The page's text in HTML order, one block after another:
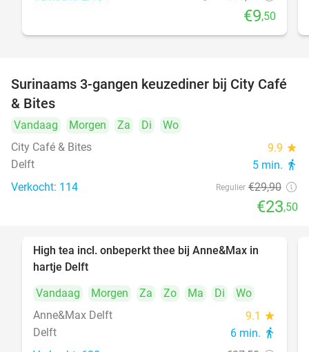
€9,50
21%
Surinaams 3-gangen keuzediner bij City Café
& Bites
Vandaag Morgen Za Di
Wo
City Café & Bites
9.9 star
Delft 5 min. directions_walk
Verkocht: 114 Regulier €29,90
€23,50
29%
High tea incl. onbeperkt thee bij Anne&Max in
hartje Delft
Vandaag
Morgen Za Zo Ma Di
Wo
Anne&Max Delft
9.1 star
Delft 6 min. directions_walk